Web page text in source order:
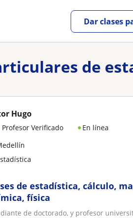
Dar clases
de
Hugo
Profesor Verificado
En línea
de estadística, cálculo,
física
de doctorado, y profesor